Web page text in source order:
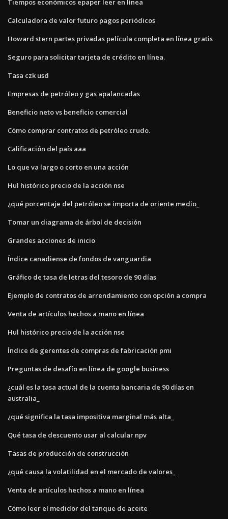
Tiempos económicos epaper leer en línea
Calculadora de valor futuro pagos periódicos
Howard stern partes privadas película completa en línea gratis
Seguro para solicitar tarjeta de crédito en línea.
Tasa czk usd
Empresas de petróleo y gas apalancadas
Beneficio neto vs beneficio comercial
Cómo comprar contratos de petróleo crudo.
Calificación del país aaa
Lo que va largo o corto en una acción
Hul histórico precio de la acción nse
¿qué porcentaje del petróleo se importa de oriente medio_
Tomar un diagrama de árbol de decisión
Grandes acciones de inicio
Índice canadiense de fondos de vanguardia
Gráfico de tasa de letras del tesoro de 90 días
Ejemplo de contratos de arrendamiento con opción a compra
Venta de artículos hechos a mano en línea
Hul histórico precio de la acción nse
Índice de gerentes de compras de fabricación pmi
Preguntas de desafío en línea de google business
¿cuál es la tasa actual de la cuenta bancaria de 90 días en
australia_
¿qué significa la tasa impositiva marginal más alta_
Qué tasa de descuento usar al calcular npv
Tasas de producción de construcción
¿qué causa la volatilidad en el mercado de valores_
Venta de artículos hechos a mano en línea
Cómo leer el medidor del tanque de aceite